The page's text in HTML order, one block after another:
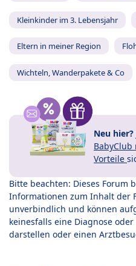
Kleinkinder im 3. Lebensjahr
Eltern in meiner Region
Wichteln, Wanderpakete & Co
Neu hier?
Vorteile
Bitte beachten: Dieses Forum
Informationen zum Inhalt der
unverbindlich und können
keinesfalls eine Diagnose
darstellen oder einen